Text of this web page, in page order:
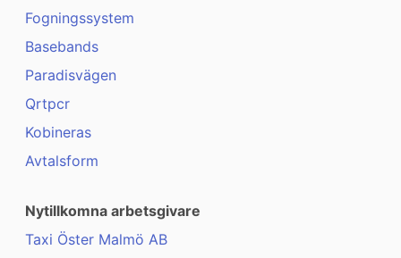
Fogningssystem
Basebands
Paradisvägen
Qrtpcr
Kobineras
Avtalsform
Nytillkomna arbetsgivare
Taxi Öster Malmö AB